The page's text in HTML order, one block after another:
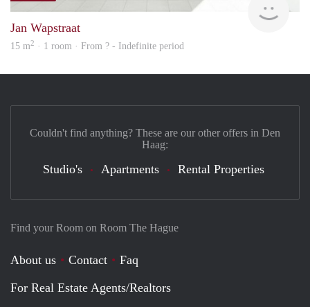
Jan Wapstraat
15 m2 · 1 room · From ? - Indefinite period
Find your Room on Room The Hague
About us Contact
Faq
For Real Estate Agents/Realtors
Couldn't find anything? These are our other offers in Den
Haag:
Studio's Apartments Rental Properties